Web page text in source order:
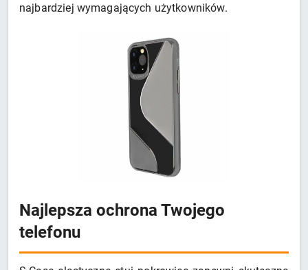
najbardziej wymagających użytkowników.
Najlepsza ochrona Twojego
telefonu